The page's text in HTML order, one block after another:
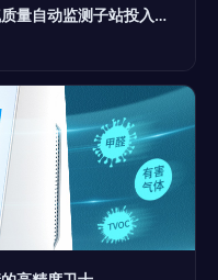
守护蓝天更精准 花园口新环境空气质量自动监测子站投入试运行